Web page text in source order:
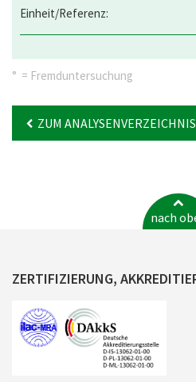
° = Fremduntersuchung
ZUM ANALYSENVERZEICHNIS
nach
ZERTIFIZIERUNG,